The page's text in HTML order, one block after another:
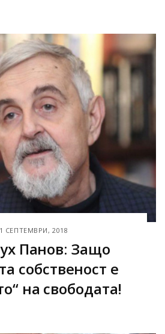
1 СЕПТЕМВРИ, 2018
Панов: Защо
собственост е
на свободата!